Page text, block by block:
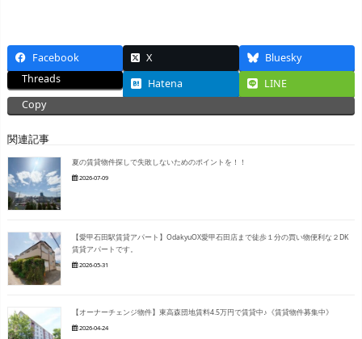
Facebook X
Bluesky
Threads
Hatena
LINE
Copy
関連記事
夏の賃貸物件探しで失敗しないためのポイントを！！
2026-07-09
【愛甲石田駅賃貸アパート】OdakyuOX愛甲石田店まで徒歩１分の買い物便利な２DK
賃貸アパートです。
2026-05-31
【オーナーチェンジ物件】東高森団地賃料4.5万円で賃貸中♪《賃貸物件募集中》
2026-04-24